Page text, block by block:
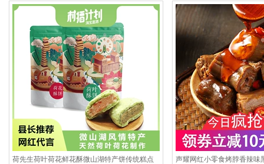
荷先生荷叶荷花鲜花酥微山湖特产饼传统糕点
声耀网红小零食烤脖香辣味